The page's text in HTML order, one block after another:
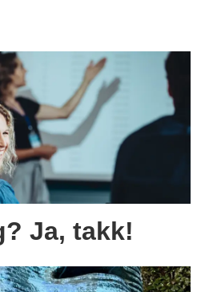
Ja, takk!